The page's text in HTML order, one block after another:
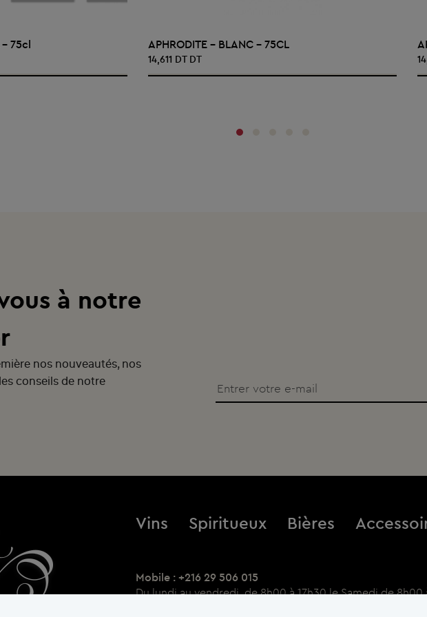
AU PANIER
- 75cl AJOUTER AU PANIER
APHRODITE - BLANC - 75CL
14,611 DT DT
à notre
nos nouveautés, nos
conseils de notre
Vins Spiritueux Bières
Mobile : +216 29 506 015
Du lundi au vendredi, de 8h00 à 17h30 le Samedi de 8h00